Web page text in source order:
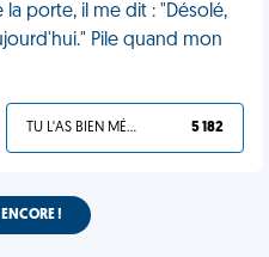
la porte, il me dit : "Désolé,
Pile quand mon
TU L'AS BIEN MÉRITÉ 5 182
!